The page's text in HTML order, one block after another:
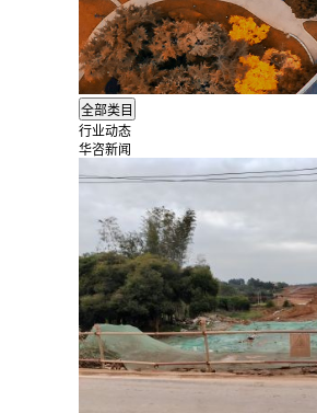
行业动态
华咨新闻